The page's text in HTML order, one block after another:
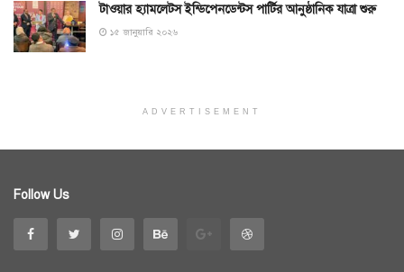
টাওয়ার হ্যামলেটস ইন্ডিপেনডেন্টস পার্টির আনুষ্ঠানিক যাত্রা শুরু
১৫ জানুয়ারি ২০২৬
ADVERTISEMENT
Follow Us